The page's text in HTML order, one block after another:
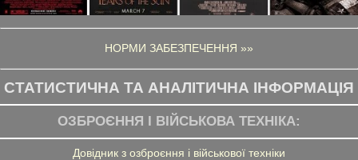
НОРМИ ЗАБЕЗПЕЧЕННЯ »»
СТАТИСТИЧНА ТА АНАЛІТИЧНА ІНФОРМАЦІЯ
ОЗБРОЄННЯ І ВІЙСЬКОВА ТЕХНІКА:
Довідник з озброєння і військової техніки